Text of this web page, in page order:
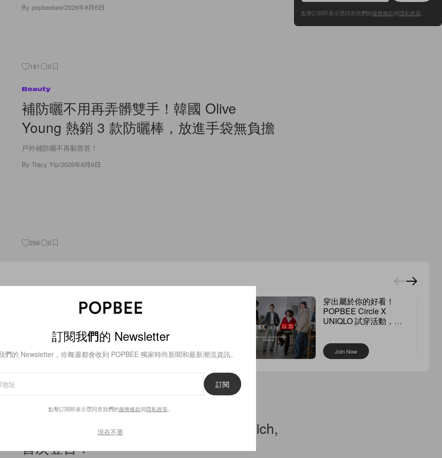
By popbeebee/2026年8月6日
181 0
Beauty
補防曬不用再弄髒雙手！韓國 Olive
Young 熱銷 3 款防曬棒，放進手袋無負擔
戶外補防曬不再黏答答！
By Tracy Yip/2026年8月6日
296 0
點擊訂閱即表示您同意我們的服務條款與隱私政策
POPBEE Circle 會員福
利：這才是假期的正確
雙館「一日門票」
Join Now
穿出屬於你的好看！
POPBEE Circle X
UNIQLO 試穿活動，還
Join Now
每場只開放 4 席：5 道式 Coffee
OMAKASE，東京預約制咖啡名店 Lonich,
首次登台！
訂閱我們的 Newsletter
們的 Newsletter，你每週都會收到 POPBEE 獨家時尚新聞和最新潮流資訊。
訂閱
點擊訂閱即表示您同意我們的服務條款與隱私政策。
現在不要